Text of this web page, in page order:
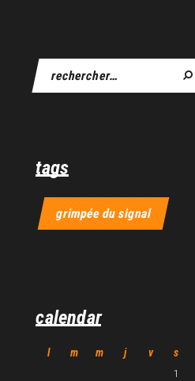
tags
grimpée du signal
calendar
l m m j v s
1